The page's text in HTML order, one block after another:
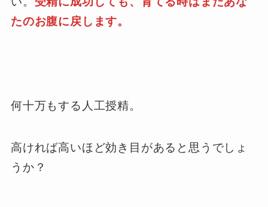
たのお腹に戻します。
何十万もする人工授精。
高ければ高いほど効き目があると思うでしょ
うか？